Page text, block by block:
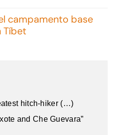
campamento base
Tíbet
hitch-hiker (…)
and Che Guevara”